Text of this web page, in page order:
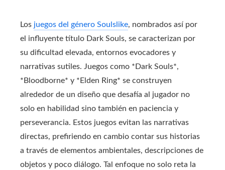
Los juegos del género Soulslike, nombrados así por
el influyente título Dark Souls, se caracterizan por
su dificultad elevada, entornos evocadores y
narrativas sutiles. Juegos como *Dark Souls*,
*Bloodborne* y *Elden Ring* se construyen
alrededor de un diseño que desafía al jugador no
solo en habilidad sino también en paciencia y
perseverancia. Estos juegos evitan las narrativas
directas, prefiriendo en cambio contar sus historias
a través de elementos ambientales, descripciones de
objetos y poco diálogo. Tal enfoque no solo reta la